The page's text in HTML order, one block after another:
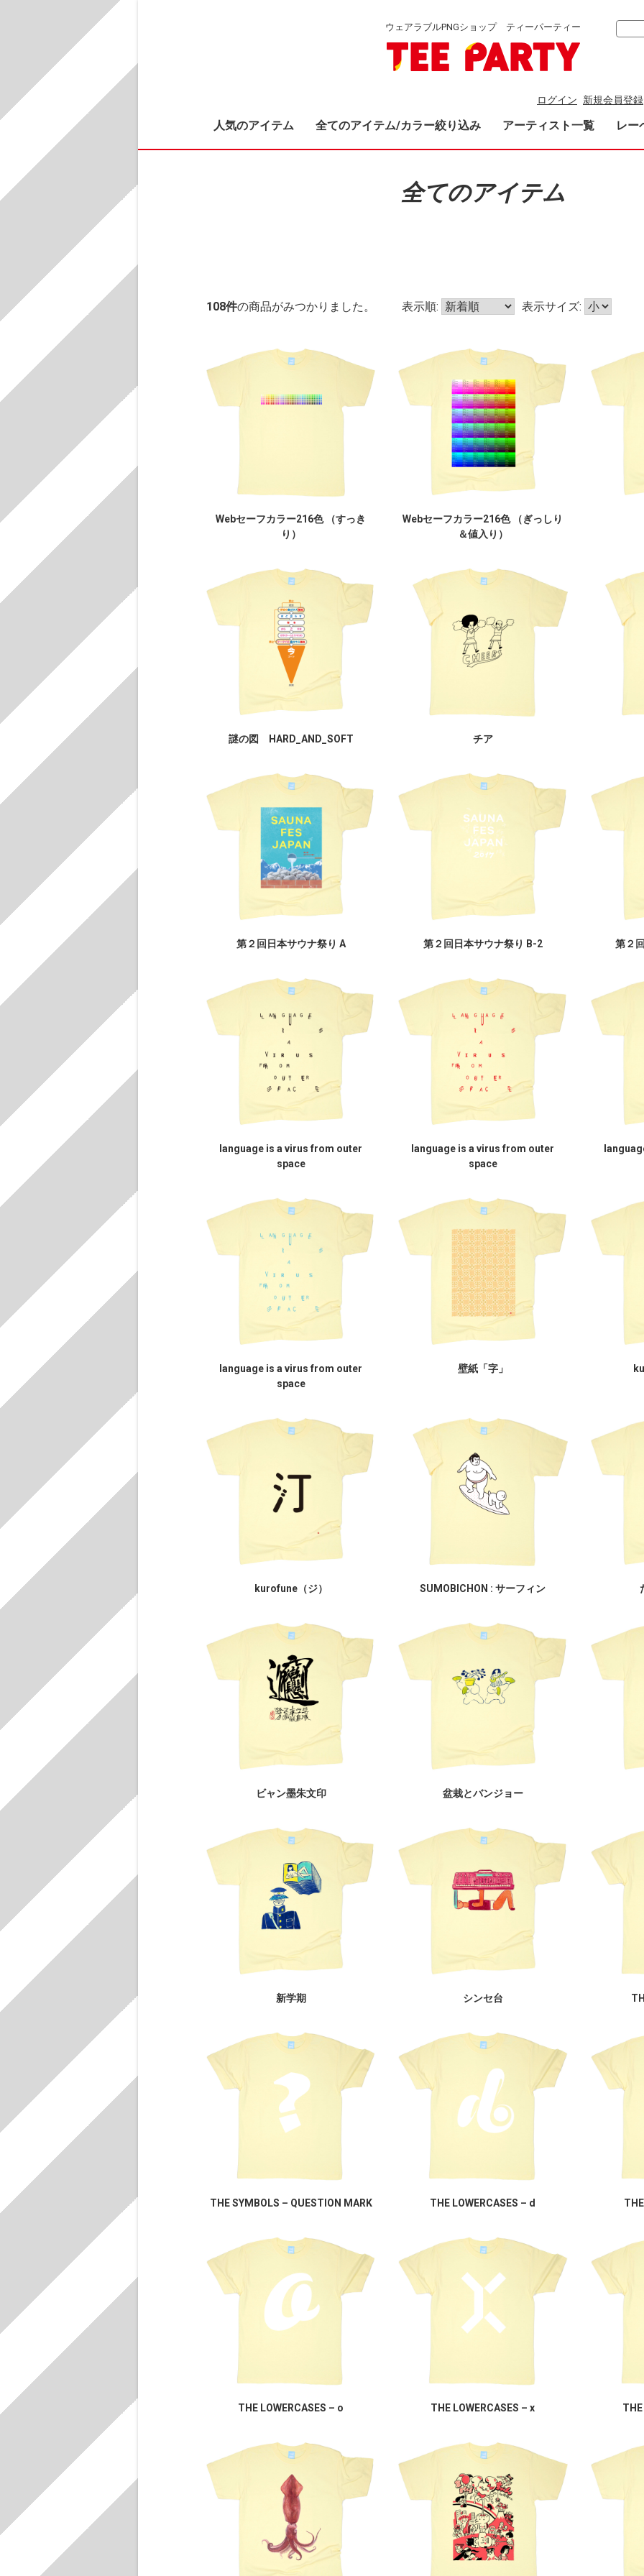
ウェアラブルPNGショップ ティーパーティー
ログイン 新規会員登録
人気のアイテム 全てのアイテム/カラー絞り込み アーティスト一覧 レー
全てのアイテム
108件の商品がみつかりました。 表示順: 表示サイズ:
Webセーフカラー216色 （すっき
り）
Webセーフカラー216色 （ぎっしり
＆値入り）
謎の図 HARD_AND_SOFT チア
第２回日本サウナ祭り A 第２回日本サウナ祭り B-2 第２
language is a virus from outer
space
language is a virus from outer
space
language is a virus from outer
space
壁紙「字」
kurofune（ジ） SUMOBICHON : サーフィン
ビャン墨朱文印 盆栽とバンジョー
新学期 シンセ台
THE SYMBOLS – QUESTION MARK THE LOWERCASES – d
THE LOWERCASES – o THE LOWERCASES – x